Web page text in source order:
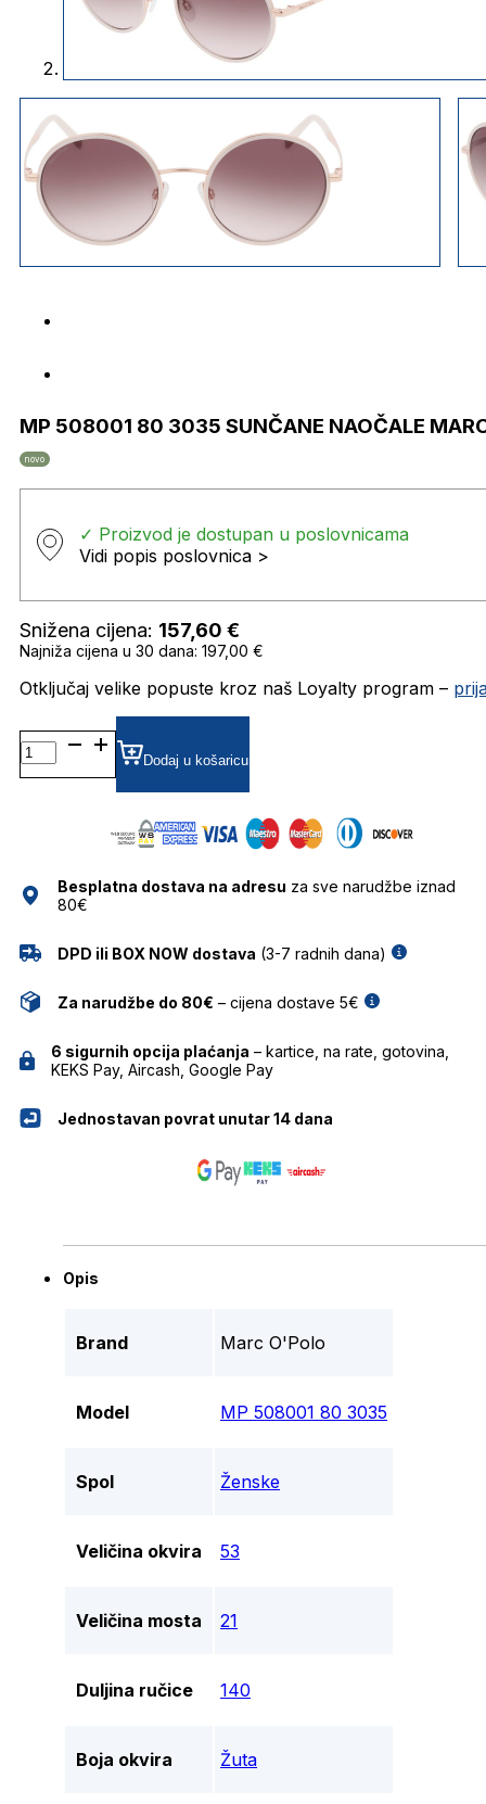
MP 508001 80 3035 SUNČANE NAOČALE
novo
✓ Proizvod je dostupan u poslovnicama
Vidi popis poslovnica >
Snižena cijena: 157,60 €
Najniža cijena u 30 dana: 197,00 €
Otključaj velike popuste kroz naš Loyalty program –
MP
508001
80
O'POLO
količina
Dodaj u košaricu
Besplatna dostava na adresu za sve narudžbe iznad
80€
DPD ili BOX NOW dostava (3-7 radnih dana)
Za narudžbe do 80€ – cijena dostave 5€
6 sigurnih opcija plaćanja – kartice, na rate, gotovina,
KEKS Pay, Aircash, Google Pay
Jednostavan povrat unutar 14 dana
Opis
Brand Marc O'Polo
Model MP 508001 80 3035
Spol Ženske
Veličina okvira 53
Veličina mosta 21
Duljina ručice 140
Boja okvira Žuta